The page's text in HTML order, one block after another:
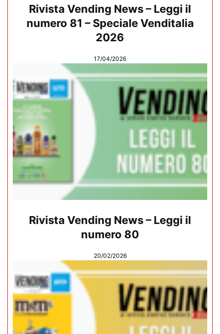
Rivista Vending News – Leggi il
numero 81 – Speciale Venditalia
2026
17/04/2026
Rivista Vending News – Leggi il
numero 80
20/02/2026